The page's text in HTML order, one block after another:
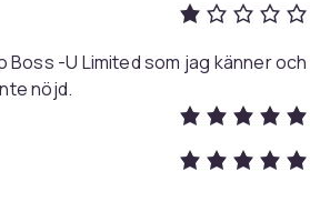
Boss -U Limited som jag känner och
nöjd.